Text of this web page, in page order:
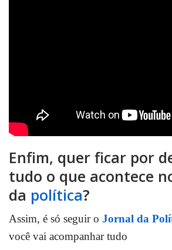
Enfim, quer ficar por
tudo o que acontece
da política?
Assim, é só seguir o Jornal da
você vai acompanhar tudo